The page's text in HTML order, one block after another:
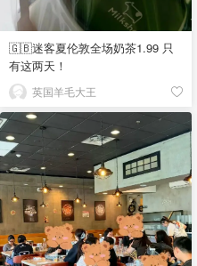
🇬🇧迷客夏伦敦全场奶茶1.99 只
有这两天！
英国羊毛大王